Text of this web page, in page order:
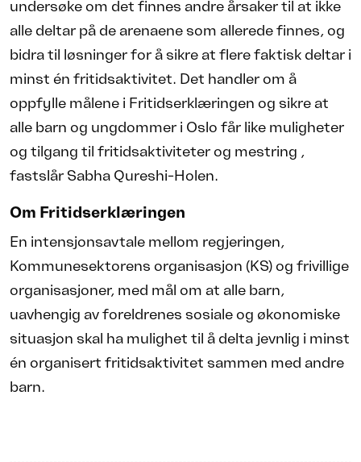
undersøke om det finnes andre årsaker til at ikke
alle deltar på de arenaene som allerede finnes, og
bidra til løsninger for å sikre at flere faktisk deltar i
minst én fritidsaktivitet. Det handler om å
oppfylle målene i Fritidserklæringen og sikre at
alle barn og ungdommer i Oslo får like muligheter
og tilgang til fritidsaktiviteter og mestring ,
fastslår Sabha Qureshi-Holen.
Om Fritidserklæringen
En intensjonsavtale mellom regjeringen,
Kommunesektorens organisasjon (KS) og frivillige
organisasjoner, med mål om at alle barn,
uavhengig av foreldrenes sosiale og økonomiske
situasjon skal ha mulighet til å delta jevnlig i minst
én organisert fritidsaktivitet sammen med andre
barn.